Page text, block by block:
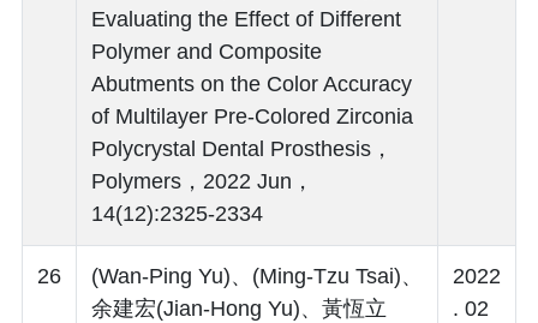
Evaluating the Effect of Different
Polymer and Composite
Abutments on the Color Accuracy
of Multilayer Pre-Colored Zirconia
Polycrystal Dental Prosthesis，
Polymers，2022 Jun，
14(12):2325-2334
26
(Wan-Ping Yu)、(Ming-Tzu Tsai)、
余建宏(Jian-Hong Yu)、黃恆立
2022
. 02